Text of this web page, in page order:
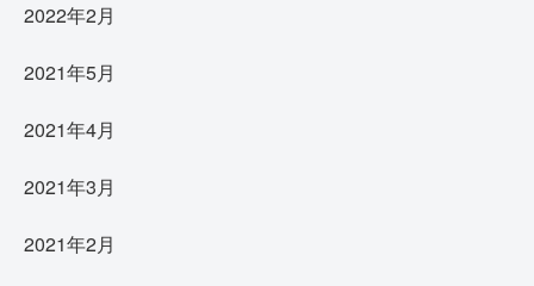
2022年2月
2021年5月
2021年4月
2021年3月
2021年2月